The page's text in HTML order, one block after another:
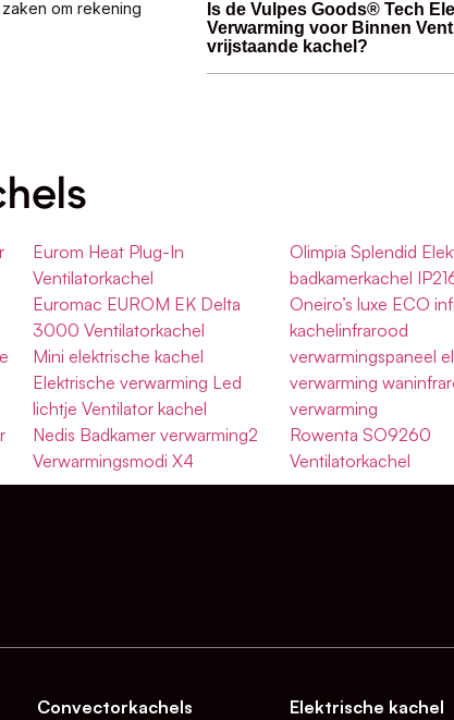
om rekening
Is de Vulpes Goods® Tech
Verwarming voor Binnen
vrijstaande kachel?
Eurom Heat Plug-In
Ventilatorkachel
Euromac EUROM EK Delta
3000 Ventilatorkachel
Mini elektrische kachel
Elektrische verwarming Led
lichtje Ventilator kachel
Nedis Badkamer verwarming2
Verwarmingsmodi X4
Olimpia Splendid
badkamerkachel
Oneiro’s luxe ECO
kachelinfrarood
verwarmingspaneel
verwarming
verwarming
Rowenta SO9260
Ventilatorkachel
Convectorkachels Elektrische kachel